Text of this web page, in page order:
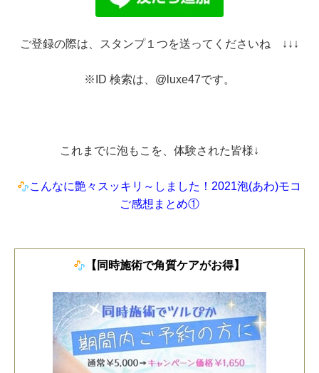
ご登録の際は、スタンプ１つを送ってくださいね ↓↓↓
※ID 検索は、@luxe47です。
これまでに泡もこを、体験された皆様↓
こんなに艶々スッキリ～しました！2021泡(あわ)モコ
ご感想まとめ①
【同時施術で角質ケアがお得】